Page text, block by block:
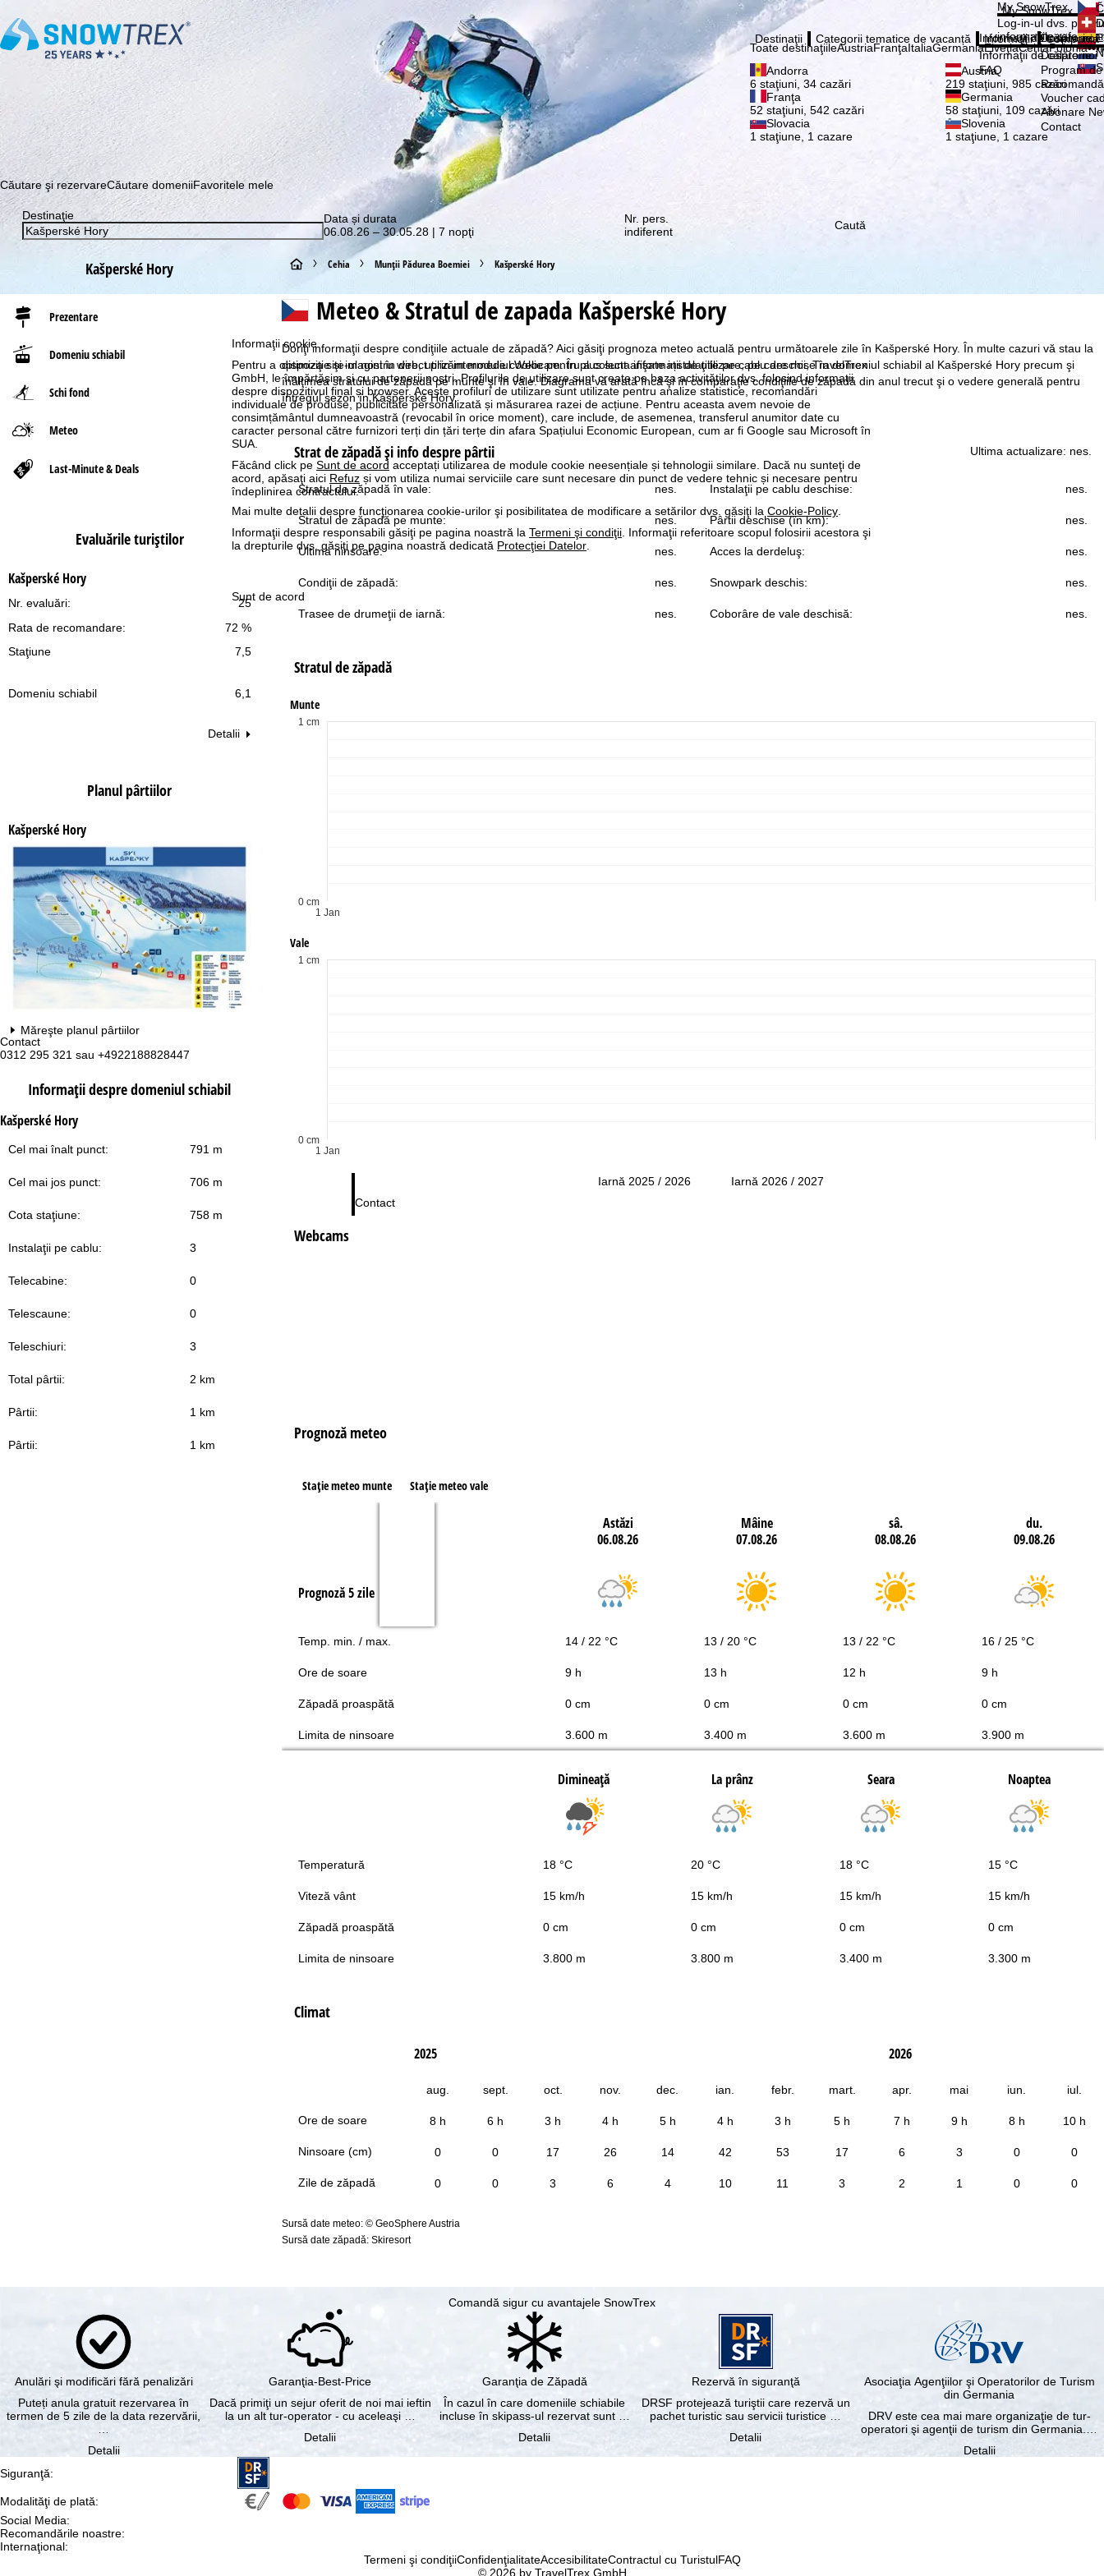
Informaţii cookie
Pentru a optimiza site-ul nostru web, utilizăm module cookie pentru a colecta informații de utilizare, pe care noi, TravelTrex
GmbH, le împărtășim și cu partenerii noștri. Profilurile de utilizare sunt create pe baza activităților dvs. folosind informații
despre dispozitivul final și browser. Aceste profiluri de utilizare sunt utilizate pentru analize statistice, recomandări
individuale de produse, publicitate personalizată și măsurarea razei de acțiune. Pentru aceasta avem nevoie de
consimțământul dumneavoastră (revocabil în orice moment), care include, de asemenea, transferul anumitor date cu
caracter personal către furnizori terți din țări terțe din afara Spațiului Economic European, cum ar fi Google sau Microsoft în
SUA.
Făcând click pe Sunt de acord acceptați utilizarea de module cookie neesențiale și tehnologii similare. Dacă nu sunteţi de
acord, apăsaţi aici Refuz și vom utiliza numai serviciile care sunt necesare din punct de vedere tehnic și necesare pentru
îndeplinirea contractului.
Mai multe detalii despre funcţionarea cookie-urilor şi posibilitatea de modificare a setărilor dvs. găsiţi la Cookie-Policy
Informaţii despre responsabili găsiţi pe pagina noastră la Termeni şi condiţii . Informaţii referitoare scopul folosirii acestora şi
la drepturile dvs. găsiţi pe pagina noastră dedicată Protecţiei Datelor
Sunt de acord
Contact
0312 295 321 sau +4922188828447
Contact
Abonaţi-vă la newsletter-ul nostru și aflați printre primii ce promoții vă așteaptă! Abonează
My SnowTrex
My SnowTrex
Log-in-ul dvs.
informaţiile
Vă
Destinaţii
Toate destinaţiileAustriaFranţaItaliaGermaniaElveţiaCehiaPolonia•••
Andorra
6 staţiuni, 34 cazări
Austria
219 staţiuni, 985 cazări
Franţa
52 staţiuni, 542 cazări
Germania
58 staţiuni, 109 cazări
Slovacia
1 staţiune, 1 cazare
Slovenia
1 staţiune, 1 cazare
Categorii tematice de vacanță Informaţii
Informaţii de călătorie
Informaţii de călătorie
FAQ
Compania
Despre noi
Despre noi
Program
Voucher
Abonare
Contact
Căutare şi rezervareCăutare domeniiFavoritele mele
Destinaţie
Data și durata
06.08.26 – 30.05.28 | 7 nopţi
Nr. pers.
indiferent
Caută
Kašperské Hory
Prezentare
Domeniu schiabil
Schi fond
Meteo
Last-Minute & Deals
Evaluările turiştilor
Kašperské Hory
25
Nr. evaluări:
72 %
Rata de recomandare:
Staţiune
7,5
Domeniu schiabil 6,1
Detalii
Planul pârtiilor
Kašperské Hory
Măreşte planul pârtiilor
Informaţii despre domeniul schiabil
Kašperské Hory
Cel mai înalt punct: 791 m
Cel mai jos punct: 706 m
Cota staţiune: 758 m
Instalaţii pe cablu: 3
Telecabine: 0
Telescaune: 0
Teleschiuri: 3
Total pârtii: 2 km
Pârtii: 1 km
Pârtii: 1 km
A
c
s
ă
Cehia Munţii Pădurea Boemiei Kašperské Hory
Meteo & Stratul de zapada Kašperské Hory
Doriţi informaţii despre condiţiile actuale de zăpadă? Aici găsiţi prognoza meteo actuală pentru următoarele zile în Kašperské Hory. În multe cazuri vă stau la
dispoziţie şi imagini în direct prin intermediul Webcam. În plus sunt afişate instalaţiile pe cablu deschise în domeniul schiabil al Kašperské Hory precum şi
înălţimea stratului de zăpadă pe munte şi în vale. Diagrama vă arată încă şi în comparaţie condiţiile de zăpadă din anul trecut şi o vedere generală pentru
întregul sezon în Kašperské Hory.
Strat de zăpadă şi info despre pârtii Ultima actualizare: nes.
Stratul de zăpadă în vale: nes. Instalaţii pe cablu deschise: nes.
Stratul de zăpadă pe munte: nes. Pârtii deschise (în km): nes.
Ultima ninsoare: nes. Acces la derdeluş: nes.
Condiţii de zăpadă: nes. Snowpark deschis: nes.
Trasee de drumeţii de iarnă: nes. Coborâre de vale deschisă: nes.
Stratul de zăpadă
Munte
1 Jan
0 cm
1 cm
Vale
1 Jan
0 cm
1 cm
Iarnă 2025 / 2026 Iarnă 2026 / 2027
Webcams
Prognoză meteo
Staţie meteo munte Staţie meteo vale
Astăzi
06.08.26
Mâine
07.08.26
sâ.
08.08.26
du.
09.08.26
Prognoză 5 zile
Temp. min. / max. 14 / 22 °C 13 / 20 °C 13 / 22 °C 16 / 25 °C
Ore de soare 9 h 13 h 12 h 9 h
Zăpadă proaspătă 0 cm 0 cm 0 cm 0 cm
Limita de ninsoare 3.600 m 3.400 m 3.600 m 3.900 m
Dimineaţă La prânz Seara Noaptea
Temperatură 18 °C 20 °C 18 °C 15 °C
Viteză vânt 15 km/h 15 km/h 15 km/h 15 km/h
Zăpadă proaspătă 0 cm 0 cm 0 cm 0 cm
Limita de ninsoare 3.800 m 3.800 m 3.400 m 3.300 m
Climat
Ore de soare
Ninsoare (cm)
Zile de zăpadă
2025 2026
aug. sept. oct. nov. dec. ian. febr. mart. apr. mai iun. iul.
8 h 6 h 3 h 4 h 5 h 4 h 3 h 5 h 7 h 9 h 8 h 10 h
0 0 17 26 14 42 53 17 6 3 0 0
0 0 3 6 4 10 11 3 2 1 0 0
Sursă date meteo: © GeoSphere Austria
Sursă date zăpadă: Skiresort
Comandă sigur cu avantajele SnowTrex
Anulări şi modificări fără penalizări
Puteți anula gratuit rezervarea în
termen de 5 zile de la data rezervării,
…
Detalii
Garanţia-Best-Price
Dacă primiţi un sejur oferit de noi mai ieftin
la un alt tur-operator - cu aceleaşi …
Detalii
Garanţia de Zăpadă
În cazul în care domeniile schiabile
incluse în skipass-ul rezervat sunt …
Detalii
Rezervă în siguranţă
DRSF protejează turiştii care rezervă un
pachet turistic sau servicii turistice …
Detalii
Asociaţia Agenţiilor şi Operatorilor de Turism
din Germania
DRV este cea mai mare organizaţie de tur-
operatori şi agenţii de turism din Germania.…
Detalii
Siguranţă:
Modalităţi de plată:
Social Media:
Recomandările noastre:
Internaţional:
Termeni şi condiţiiConfidenţialitateAccesibilitateContractul cu TuristulFAQ
© 2026 by TravelTrex GmbH